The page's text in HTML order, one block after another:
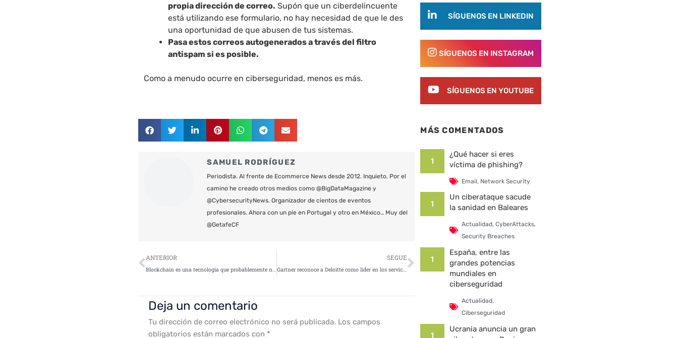
propia dirección de correo. Supón que un ciberdelincuente
está utilizando ese formulario, no hay necesidad de que le des
una oportunidad de que abusen de tus sistemas.
Pasa estos correos autogenerados a través del filtro
antispam si es posible.
Como a menudo ocurre en ciberseguridad, menos es más.
SAMUEL RODRÍGUEZ
Periodista. Al frente de Ecommerce News desde 2012. Inquieto. Por el
camino he creado otros medios como @BigDataMagazine y
@CybersecurityNews. Organizador de cientos de eventos
profesionales. Ahora con un pie en Portugal y otro en México… Muy del
@GetafeCF
Ant
ANTERIOR
Blockchain es una tecnología que probablemente no se quede
SEGUE
Gartner reconoce a Deloitte como líder en los servicios de infraestructuras basados en la nube
Siguiente
Deja un comentario
Tu dirección de correo electrónico no será publicada. Los campos
obligatorios están marcados con *
SÍGUENOS EN LINKEDIN
SÍGUENOS EN INSTAGRAM
SÍGUENOS EN YOUTUBE
MÁS COMENTADOS
1
¿Qué hacer si eres
víctima de phishing?
Email, Network Security
1
Un ciberataque sacude
la sanidad en Baleares
Actualidad, CyberAttacks,
Security Breaches
1
España, entre las
grandes potencias
mundiales en
ciberseguridad
Actualidad,
Ciberseguridad
1
Ucrania anuncia un gran